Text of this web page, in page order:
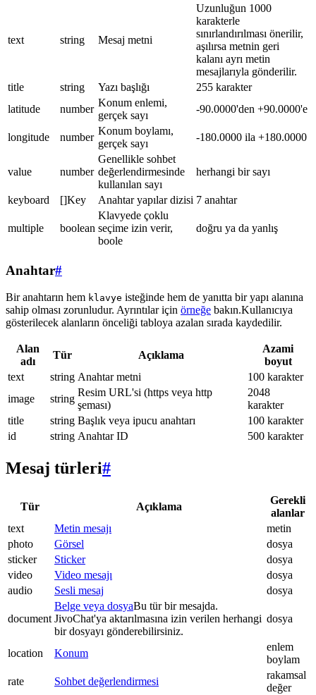
text string Mesaj metni
Uzunluğun 1000
karakterle
sınırlandırılması önerilir,
aşılırsa metnin geri
kalanı ayrı metin
mesajlarıyla gönderilir.
title
string Yazı başlığı
255 karakter
latitude
number
Konum enlemi,
gerçek sayı
-90.0000'den +90.0000'e
longitude number
Konum boylamı,
gerçek sayı
-180.0000 ila +180.0000
value number
Genellikle sohbet
değerlendirmesinde
kullanılan sayı
herhangi bir sayı
keyboard []Key Anahtar yapılar dizisi 7 anahtar
multiple boolean
Klavyede çoklu
seçime izin verir,
boole
doğru ya da yanlış
Anahtar#
Bir anahtarın hem klavye isteğinde hem de yanıtta bir yapı alanına
sahip olması zorunludur. Ayrıntılar için örneğe bakın.Kullanıcıya
gösterilecek alanların önceliği tabloya azalan sırada kaydedilir.
Alan
adı
Tür Açıklama
Azami
boyut
text
string Anahtar metni
100 karakter
image
string
Resim URL'si (https veya http
şeması)
2048
karakter
title
string Başlık veya ipucu anahtarı
100 karakter
id
string Anahtar ID 500 karakter
Mesaj türleri#
Tür Açıklama
Gerekli
alanlar
text
Metin mesajı
metin
photo
Görsel
dosya
sticker
Sticker
dosya
video
Video mesajı
dosya
audio
Sesli mesaj dosya
document
Belge veya dosyaBu tür bir mesajda.
JivoChat'ya aktarılmasına izin verilen herhangi
bir dosyayı gönderebilirsiniz.
dosya
location Konum
enlem
boylam
rate
Sohbet değerlendirmesi
rakamsal
değer